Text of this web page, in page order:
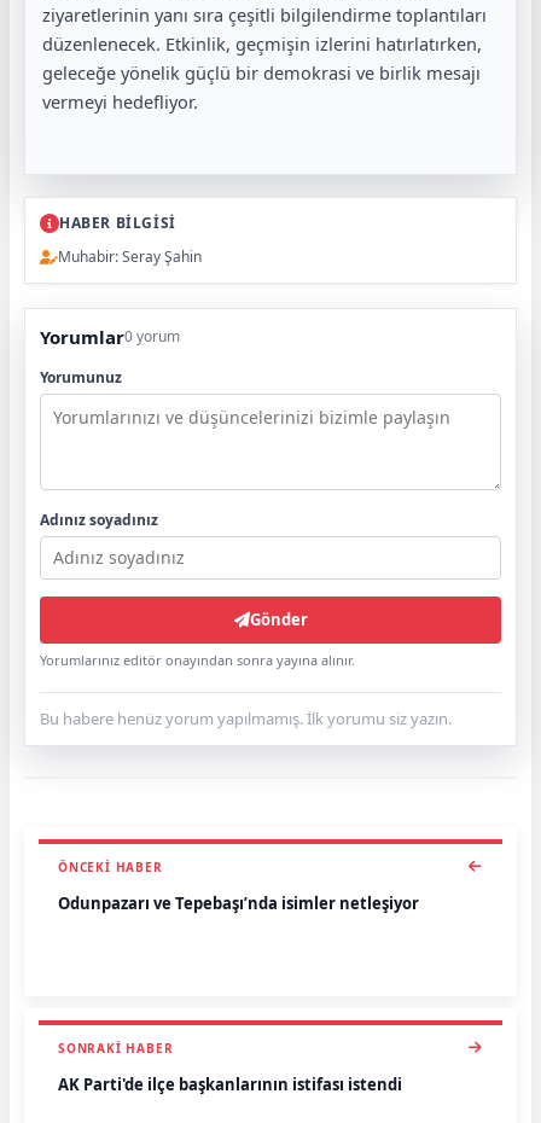
ziyaretlerinin yanı sıra çeşitli bilgilendirme toplantıları
düzenlenecek. Etkinlik, geçmişin izlerini hatırlatırken,
geleceğe yönelik güçlü bir demokrasi ve birlik mesajı
vermeyi hedefliyor.
HABER BİLGİSİ
Muhabir: Seray Şahin
Yorumlar0 yorum
Yorumunuz
Adınız soyadınız
Gönder
Yorumlarınız editör onayından sonra yayına alınır.
Bu habere henüz yorum yapılmamış. İlk yorumu siz yazın.
ÖNCEKI HABER
Odunpazarı ve Tepebaşı’nda isimler netleşiyor
SONRAKI HABER
AK Parti'de ilçe başkanlarının istifası istendi